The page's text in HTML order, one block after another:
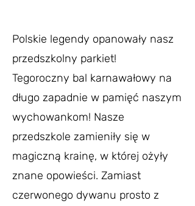
Polskie legendy opanowały nasz
przedszkolny parkiet!
Tegoroczny bal karnawałowy na
długo zapadnie w pamięć naszym
wychowankom! Nasze
przedszkole zamieniły się w
magiczną krainę, w której ożyły
znane opowieści. Zamiast
czerwonego dywanu prosto z